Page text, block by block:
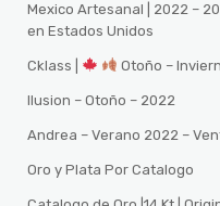
Mexico Artesanal | 2022 –
en Estados Unidos
Cklass | Otoño –
Ilusion – Otoño – 2022
Andrea – Verano 2022 –
Oro y Plata Por Catalogo